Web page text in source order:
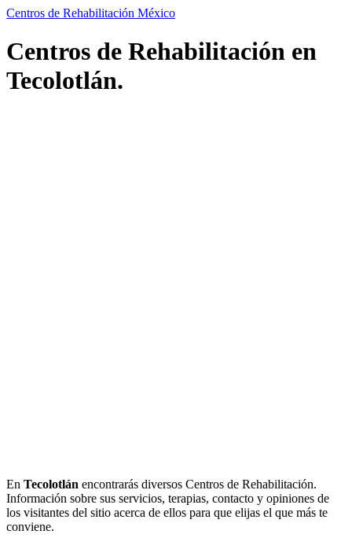
Centros de Rehabilitación México
Centros de Rehabilitación en
Tecolotlán.
En Tecolotlán encontrarás diversos Centros de Rehabilitación.
Información sobre sus servicios, terapias, contacto y opiniones de
los visitantes del sitio acerca de ellos para que elijas el que más te
conviene.